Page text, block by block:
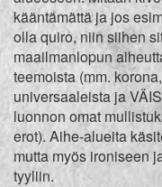
kääntämättä ja jos
olla quiro, niin siihen
maailmanlopun
teemoista (mm.
universaaleista ja
luonnon omat
erot). Aihe-alueita
mutta myös ironiseen
tyyliin.